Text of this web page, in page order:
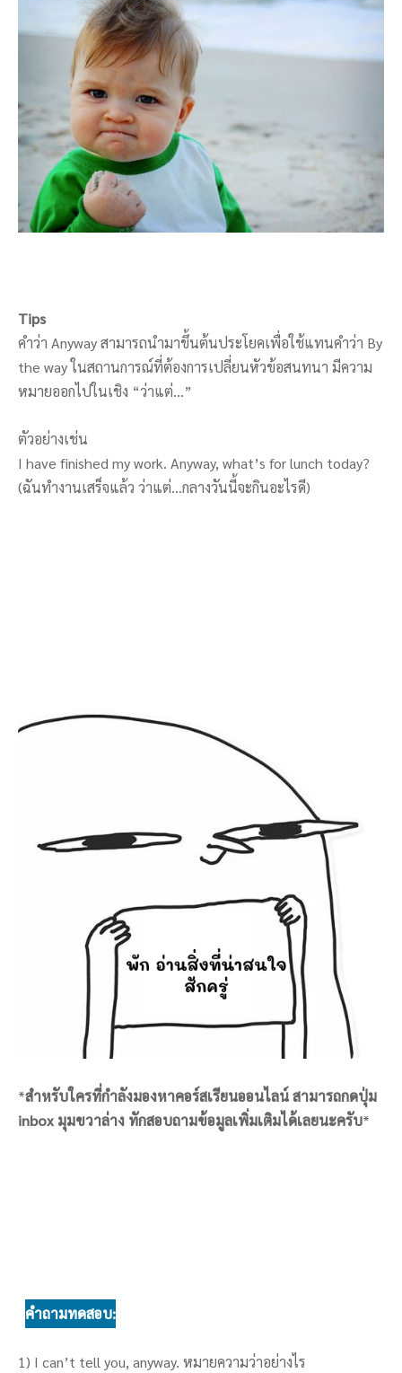
Tips
คำว่า Anyway สามารถนำมาขึ้นต้นประโยคเพื่อใช้แทนคำว่า By
the way ในสถานการณ์ที่ต้องการเปลี่ยนหัวข้อสนทนา มีความ
หมายออกไปในเชิง “ว่าแต่…”
ตัวอย่างเช่น
I have finished my work. Anyway, what’s for lunch today?
(ฉันทำงานเสร็จแล้ว ว่าแต่…กลางวันนี้จะกินอะไรดี)
*สำหรับใครที่กำลังมองหาคอร์สเรียนออนไลน์ สามารถกดปุ่ม
inbox มุมขวาล่าง ทักสอบถามข้อมูลเพิ่มเติมได้เลยนะครับ*
คำถามทดสอบ:
1) I can’t tell you, anyway. หมายความว่าอย่างไร